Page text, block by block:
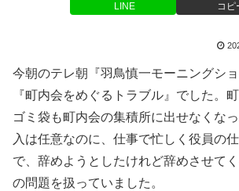
LINE コピ
今朝のテレ朝『羽鳥慎一モーニングショ
『町内会をめぐるトラブル』でした。
ゴミ袋も町内会の集積所に出せなくな
入は任意なのに、仕事で忙しく役員の
で、辞めようとしたけれど辞めさせて
の問題を扱っていました。